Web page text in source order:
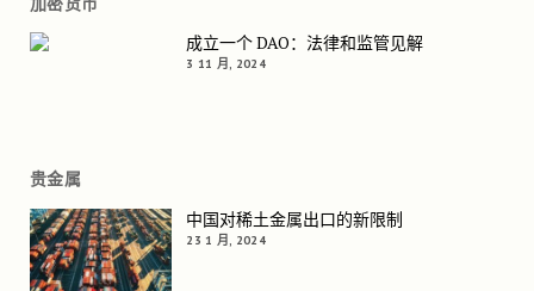
成立一个 DAO：法律和监管见解
3 11 月, 2024
贵金属
中国对稀土金属出口的新限制
23 1 月, 2024